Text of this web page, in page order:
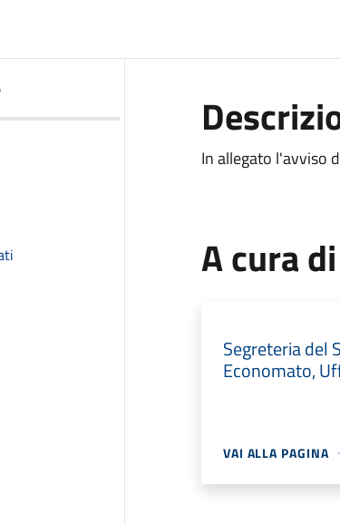
In allegato l'avviso
A cura di
Segreteria del
Economato,
VAI ALLA PAGINA